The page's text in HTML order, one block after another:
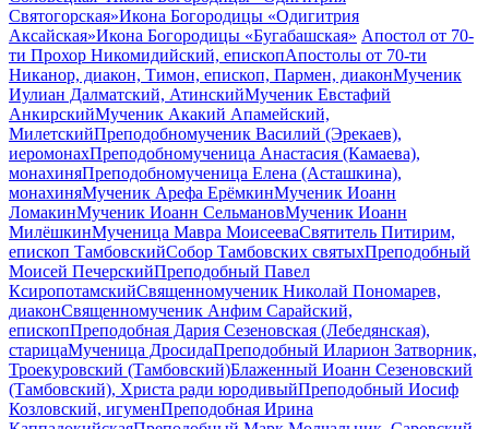
Святогорская»Икона Богородицы «Одигитрия
Аксайская»Икона Богородицы «Бугабашская» Апостол от 70-
ти Прохор Никомидийский, епископАпостолы от 70-ти
Никанор, диакон, Тимон, епископ, Пармен, диаконМученик
Иулиан Далматский, АтинскийМученик Евстафий
АнкирскийМученик Акакий Апамейский,
МилетскийПреподобномученик Василий (Эрекаев),
иеромонахПреподобномученица Анастасия (Камаева),
монахиняПреподобномученица Елена (Асташкина),
монахиняМученик Арефа ЕрёмкинМученик Иоанн
ЛомакинМученик Иоанн СельмановМученик Иоанн
МилёшкинМученица Мавра МоисееваСвятитель Питирим,
епископ ТамбовскийСобор Тамбовских святыхПреподобный
Моисей ПечерскийПреподобный Павел
КсиропотамскийСвященномученик Николай Пономарев,
диаконСвященномученик Анфим Сарайский,
епископПреподобная Дария Сезеновская (Лебедянская),
старицаМученица ДросидаПреподобный Иларион Затворник,
Троекуровский (Тамбовский)Блаженный Иоанн Сезеновский
(Тамбовский), Христа ради юродивыйПреподобный Иосиф
Козловский, игуменПреподобная Ирина